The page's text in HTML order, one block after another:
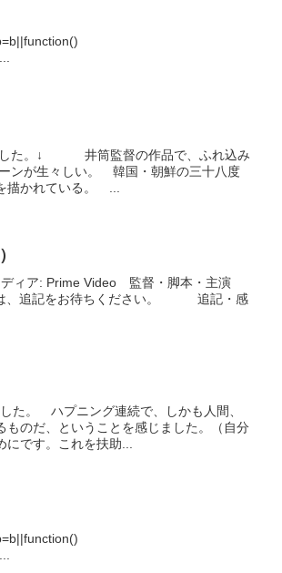
した。↓ 井筒監督の作品で、ふれ込み
ンが生々しい。 韓国・朝鮮の三十八度
描かれている。 ...
ディア: Prime Video 監督・脚本・主演
は、追記をお待ちください。 追記・感
た。 ハプニング連続で、しかも人間、
のだ、ということを感じました。（自分
です。これを扶助...